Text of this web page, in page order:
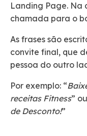
Landing Page. Na
chamada para o
As frases são
convite final, que
pessoa do outro
Por exemplo: “
receitas Fitness”
de Desconto!”